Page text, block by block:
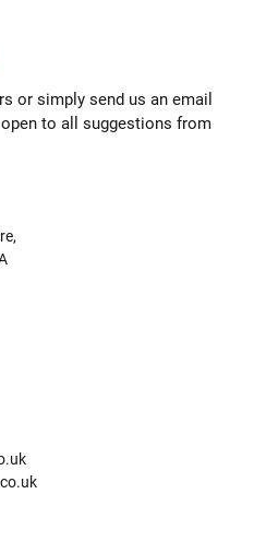
or simply send us an email
to all suggestions from